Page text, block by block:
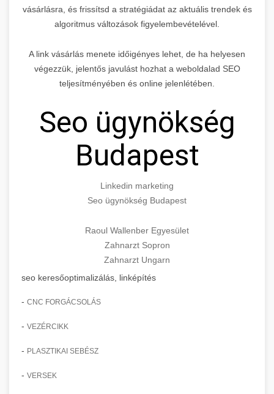
vásárlásra, és frissítsd a stratégiádat az aktuális trendek és
algoritmus változások figyelembevételével.
A link vásárlás menete időigényes lehet, de ha helyesen
végezzük, jelentős javulást hozhat a weboldalad SEO
teljesítményében és online jelenlétében.
Seo ügynökség
Budapest
Linkedin marketing
Seo ügynökség Budapest
Raoul Wallenber Egyesület
Zahnarzt Sopron
Zahnarzt Ungarn
seo keresőoptimalizálás, linképítés
- CNC FORGÁCSOLÁS
- VEZÉRCIKK
- PLASZTIKAI SEBÉSZ
- VERSEK